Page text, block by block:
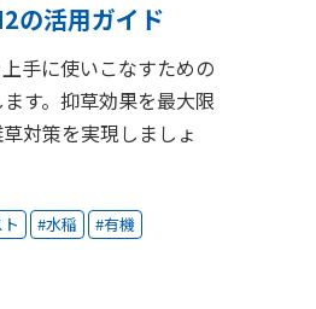
の活用ガイド
手に使いこなすための
す。抑草効果を最大限
対策を実現しましょ
水稲 有機